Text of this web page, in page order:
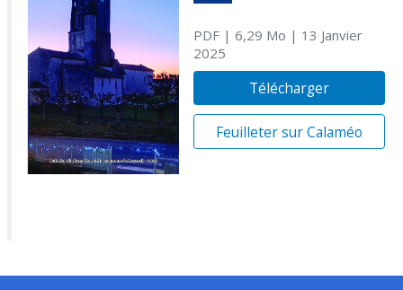
PDF| 6,29 Mo | 13 Janvier
2025
Télécharger
Feuilleter sur Calaméo